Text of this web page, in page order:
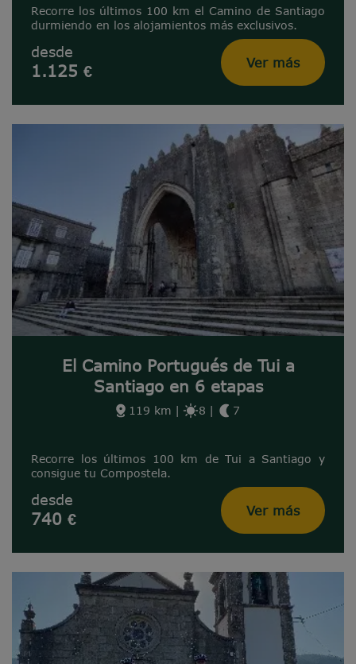
Recorre los últimos 100 km el Camino de Santiago
durmiendo en los alojamientos más exclusivos.
desde
1.125 € Ver más
El Camino Portugués de Tui a
Santiago en 6 etapas
119 km | 8 | 7
Recorre los últimos 100 km de Tui a Santiago y
consigue tu Compostela.
desde
740 € Ver más